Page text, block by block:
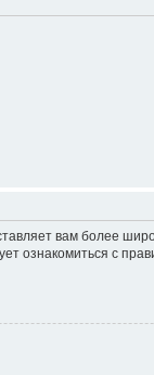
вам более
ознакомиться с